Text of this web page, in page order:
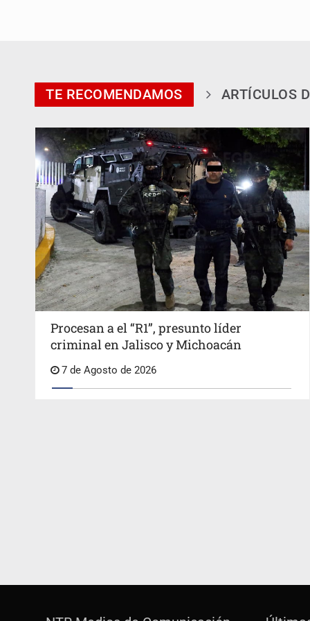
TE RECOMENDAMOS ARTÍCULOS
Procesan a el “R1”, presunto líder
criminal en Jalisco y Michoacán
7 de Agosto de 2026